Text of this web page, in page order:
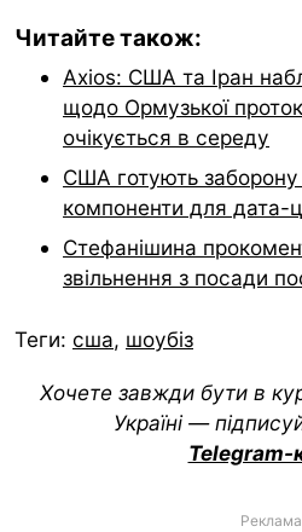
Читайте також:
Axios: США та Іран
щодо Ормузької
очікується в середу
США готують заборону
компоненти для дата-
Стефанішина
звільнення з посади
Теги: сша, шоубіз
Хочете завжди бути в
Україні —
Telegram-
Реклама